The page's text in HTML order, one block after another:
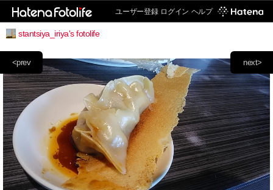
ユーザー登録 ログイン ヘルプ
stantsiya_iriya's fotolife
next>
<prev